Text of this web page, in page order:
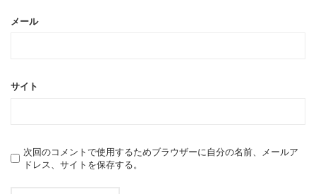
メール
サイト
次回のコメントで使用するためブラウザーに自分の名前、メールア
ドレス、サイトを保存する。